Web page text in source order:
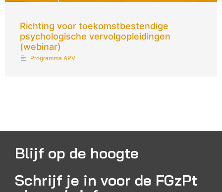
Richting voor toekomstbestendige
psychologische vervolgopleidingen
(webinar)
Programma APV
Blijf op de hoogte
Schrijf je in voor de FGzPt